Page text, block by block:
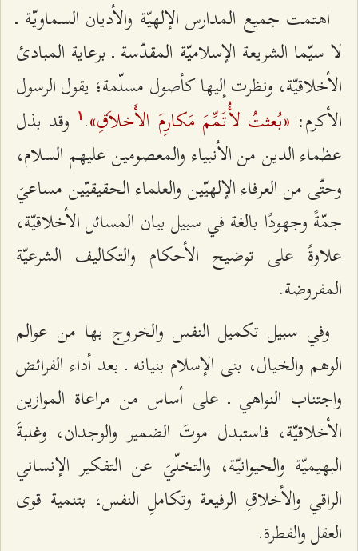
اهتمت جميع المدارس الإلهيّة والأديان السماويّة ـ
لا سيّما الشريعة الإسلاميّة المقدّسة ـ برعاية المبادئ
الأخلاقيّة، ونظرت إليها كأصول مسلّمة؛ يقول الرسول
الأكرم: «بُعثتُ لأُتَمِّمَ مَكارِمَ الأَخلاَقِ». ۱
وقد بذل
عظماء الدين من الأنبياء والمعصومين عليهم السلام،
وحتّى من العرفاء الإلهيّين والعلماء الحقيقيّين مساعيَ
جمّةً وجهودًا بالغة في سبيل بيان المسائل الأخلاقيّة،
علاوةً على توضيح الأحكام والتكاليف الشرعيّة
المفروضة.
وفي سبيل تكميل النفس والخروج بها من عوالم
الوهم والخيال، بنى الإسلام بنيانه ـ بعد أداء الفرائض
واجتناب النواهي ـ على أساس من مراعاة الموازين
الأخلاقيّة، فاستبدل موتَ الضمير والوجدان، وغلبةَ
البهيميّة والحيوانيّة، والتخلّيَ عن التفكير الإنساني
الراقي والأخلاقِ الرفيعة وتكاملِ النفس، بتنمية قوى
العقل والفطرة.